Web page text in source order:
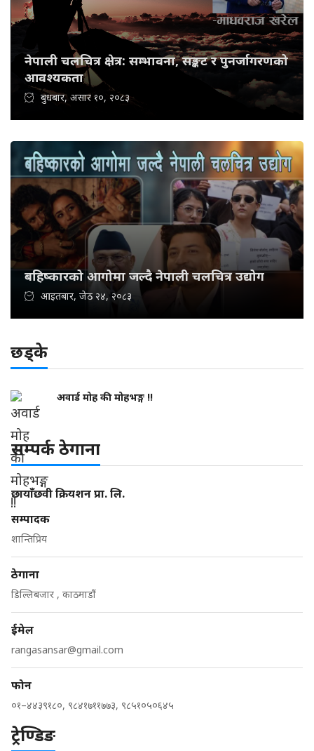
नेपाली चलचित्र क्षेत्र: सम्भावना, सङ्कट र पुनर्जागरणको
आवश्यकता
बुधबार, असार १०, २०८३
बहिष्कारको आगोमा जल्दै नेपाली चलचित्र उद्योग
आइतबार, जेठ २४, २०८३
छड्के
अवार्ड मोह की मोहभङ्ग !!
सम्पर्क ठेगाना
छायाँछवी क्रियशन प्रा. लि.
सम्पादक
शान्तिप्रिय
ठेगाना
डिल्लिबजार , काठमाडौं
ईमेल
rangasansar@gmail.com
फोन
०१–४४३९१८०, ९८४१७११७७३, ९८५१०५०६४५
ट्रेण्डिङ